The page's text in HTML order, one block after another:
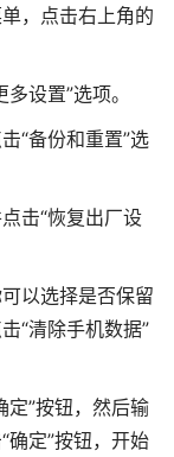
，点击右上角的
设置”选项。
“备份和重置”选
击“恢复出厂设
以选择是否保留
“清除手机数据”
定”按钮，然后输
确定”按钮，开始